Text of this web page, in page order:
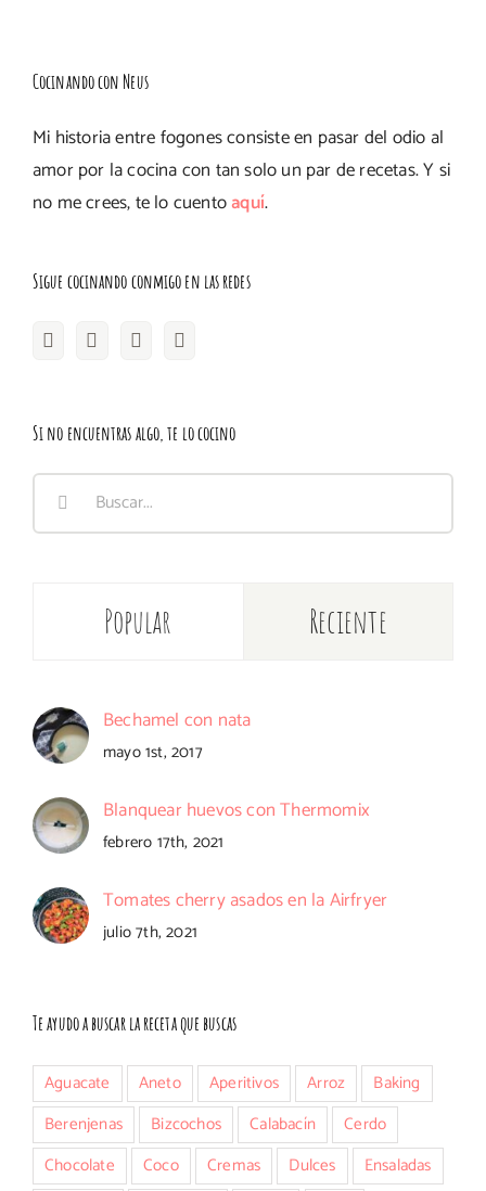
Cocinando con Neus
Mi historia entre fogones consiste en pasar del odio al
amor por la cocina con tan solo un par de recetas. Y si
no me crees, te lo cuentoaquí.
Sigue cocinando conmigo en las redes
Si no encuentras algo, te lo cocino
Buscar:
Popular Reciente
Bechamel con nata
mayo 1st, 2017
Blanquear huevos con Thermomix
febrero 17th, 2021
Tomates cherry asados en la Airfryer
julio 7th, 2021
Te ayudo a buscar la receta que buscas
Aguacate Aneto Aperitivos Arroz
Baking
Berenjenas
Bizcochos Calabacín
Cerdo
Chocolate
Coco Cremas Dulces
Ensaladas